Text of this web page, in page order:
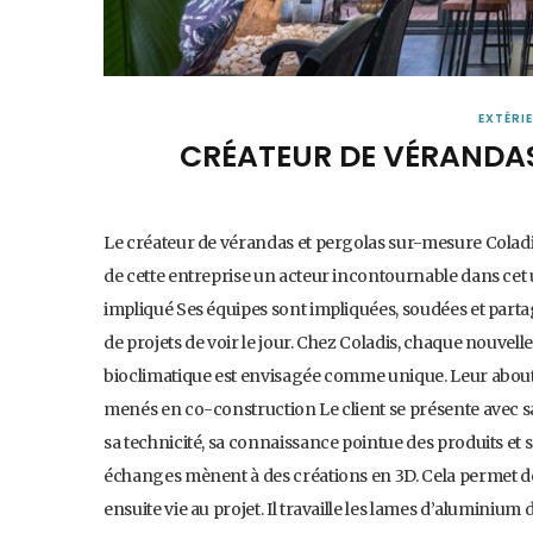
CRÉATEUR DE
Le créateur de vérandas et pergolas sur-mesure
de cette entreprise un acteur incontournable dans
impliqué Ses équipes sont impliquées, soudées et
de projets de voir le jour. Chez Coladis, chaque
bioclimatique est envisagée comme unique. Leur
menés en co-construction Le client se présente avec
sa technicité, sa connaissance pointue des produits et
échanges mènent à des créations en 3D. Cela
ensuite vie au projet. Il travaille les lames d’aluminium